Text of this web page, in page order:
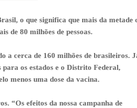
o que significa que mais da metade
de 80 milhões de pessoas.
a cerca de 160 milhões de brasileiros.
os estados e o Distrito Federal,
menos uma dose da vacina.
“Os efeitos da nossa campanha de